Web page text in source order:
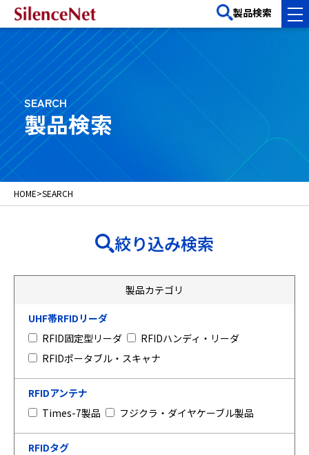
製品検索
SEARCH
製品検索
HOME>SEARCH
絞り込み検索
製品カテゴリ
UHF帯RFIDリーダ
RFID固定型リーダ
RFIDハンディ・リーダ
RFIDポータブル・スキャナ
RFIDアンテナ
Times-7製品
フジクラ・ダイヤケーブル製品
RFIDタグ